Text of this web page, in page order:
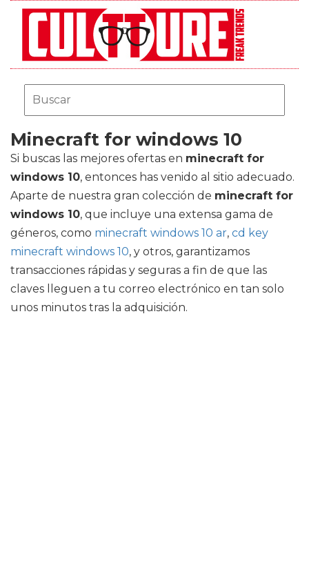
Minecraft for windows 10
Si buscas las mejores ofertas en minecraft for
windows 10, entonces has venido al sitio adecuado.
Aparte de nuestra gran colección de minecraft for
windows 10, que incluye una extensa gama de
géneros, como minecraft windows 10 ar, cd key
minecraft windows 10, y otros, garantizamos
transacciones rápidas y seguras a fin de que las
claves lleguen a tu correo electrónico en tan solo
unos minutos tras la adquisición.